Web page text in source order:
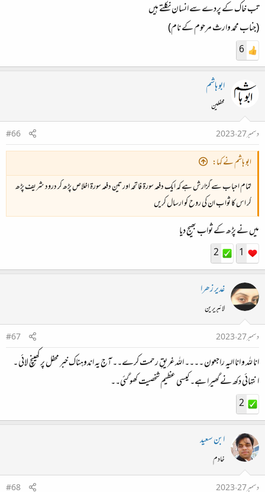
تب خاک کے پردے سے انسان نکلتے ہیں
(جناب محمد وارث مرحوم کے نام)
6
ابو ہاشم
محفلین
دسمبر 27، 2023
#66
ابو ہاشم نے کہا:
تمام احباب سے گزارش ہے کہ ایک دفعہ سورۃ فاتحہ اور تین دفعہ سورۃ اخلاص پڑھ کر درود شریف پڑھ
کر اس کا ثواب ان کی روح کو ارسال کریں
میں نے پڑھ کے ثواب بھیج دیا
1
2
غدیر زھرا
لائبریرین
دسمبر 27، 2023
#67
انا للہ و انا الیہ راجعون ۔۔۔۔ اللہ غریقِ رحمت کرے۔۔ آج یہ اندوہناک خبر محفل پر کھینچ لائی ۔
انتہائی دکھ نے گھیرا ہے۔ کیسی عظیم شخصیت کھو گئی۔۔
2
ابن سعید
خادم
دسمبر 27، 2023
#68